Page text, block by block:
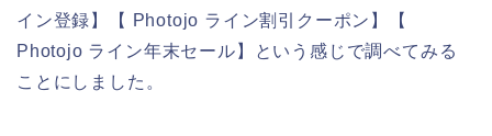
イン登録】【 Photojo ライン割引クーポン】【
Photojo ライン年末セール】という感じで調べてみる
ことにしました。